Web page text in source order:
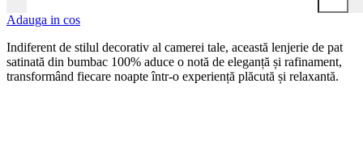
Adauga in cos
Indiferent de stilul decorativ al camerei tale, această lenjerie de pat
satinată din bumbac 100% aduce o notă de eleganță și rafinament,
transformând fiecare noapte într-o experiență plăcută și relaxantă.